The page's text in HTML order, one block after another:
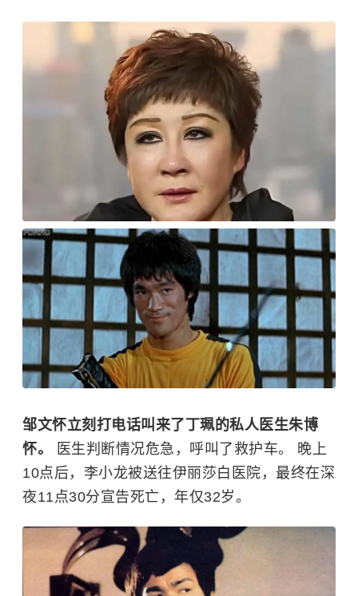
邹文怀立刻打电话叫来了丁珮的私人医生朱博
怀。
医生判断情况危急，呼叫了救护车。 晚上
10点后，李小龙被送往伊丽莎白医院，最终在深
夜11点30分宣告死亡，年仅32岁。